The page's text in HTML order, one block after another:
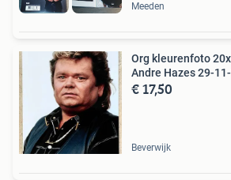
Meeden
Org kleurenfoto
Andre Hazes 29-
€ 17,50
Beverwijk